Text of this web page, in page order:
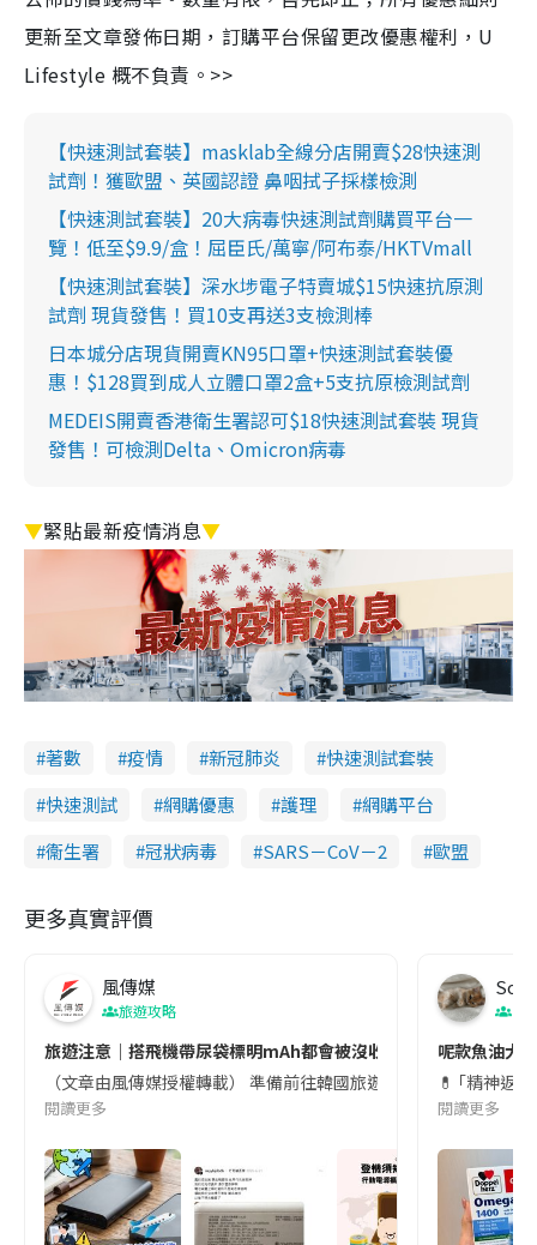
更新至文章發佈日期，訂購平台保留更改優惠權利，U
Lifestyle 概不負責。>>
【快速測試套裝】masklab全線分店開賣$28快速測
試劑！獲歐盟、英國認證 鼻咽拭子採樣檢測
【快速測試套裝】20大病毒快速測試劑購買平台一
覽！低至$9.9/盒！屈臣氏/萬寧/阿布泰/HKTVmall
【快速測試套裝】深水埗電子特賣城$15快速抗原測
試劑 現貨發售！買10支再送3支檢測棒
日本城分店現貨開賣KN95口罩+快速測試套裝優
惠！$128買到成人立體口罩2盒+5支抗原檢測試劑
MEDEIS開賣香港衛生署認可$18快速測試套裝 現貨
發售！可檢測Delta、Omicron病毒
▼緊貼最新疫情消息▼
著數 疫情 新冠肺炎
快速測試套裝
快速測試
網購優惠 護理
網購平台
衞生署
冠狀病毒 SARS－CoV－2 歐盟
更多真實評價
風傳媒
旅遊攻略
旅遊注意｜搭飛機帶尿袋標明mAh都會被沒收😱出發前切記檢查
（文章由風傳媒授權轉載） 準備前往韓國旅遊的民眾，近期要
閱讀更多
Soul
呢款魚油大
💊 ｢精神返
閱讀更多